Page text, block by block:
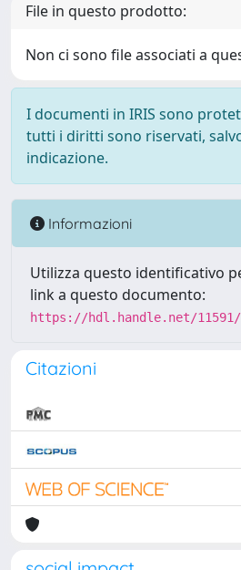
File in questo prodotto:
Non ci sono file associati a
I documenti in IRIS sono
tutti i diritti sono riservati,
indicazione.
Informazioni
Utilizza questo identificativo
link a questo documento:
https://hdl.handle.net/11591/
Citazioni